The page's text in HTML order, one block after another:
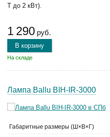
T до 2 кВт).
1 290 руб.
В корзину
На складе
Лампа Ballu BIH-IR-3000
Габаритные размеры (Ш×В×Г)